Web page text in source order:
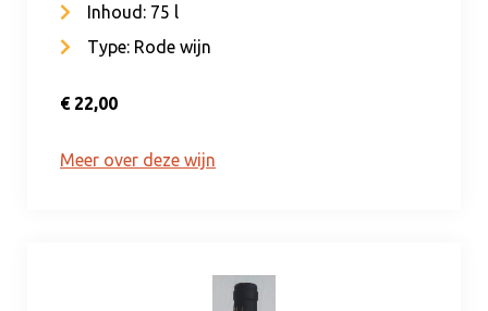
Inhoud: 75 l
Type: Rode wijn
€ 22,00
Meer over deze wijn